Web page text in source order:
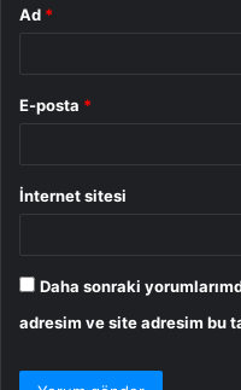
Ad *
E-posta *
İnternet sitesi
Daha sonraki
adresim ve site adresim bu